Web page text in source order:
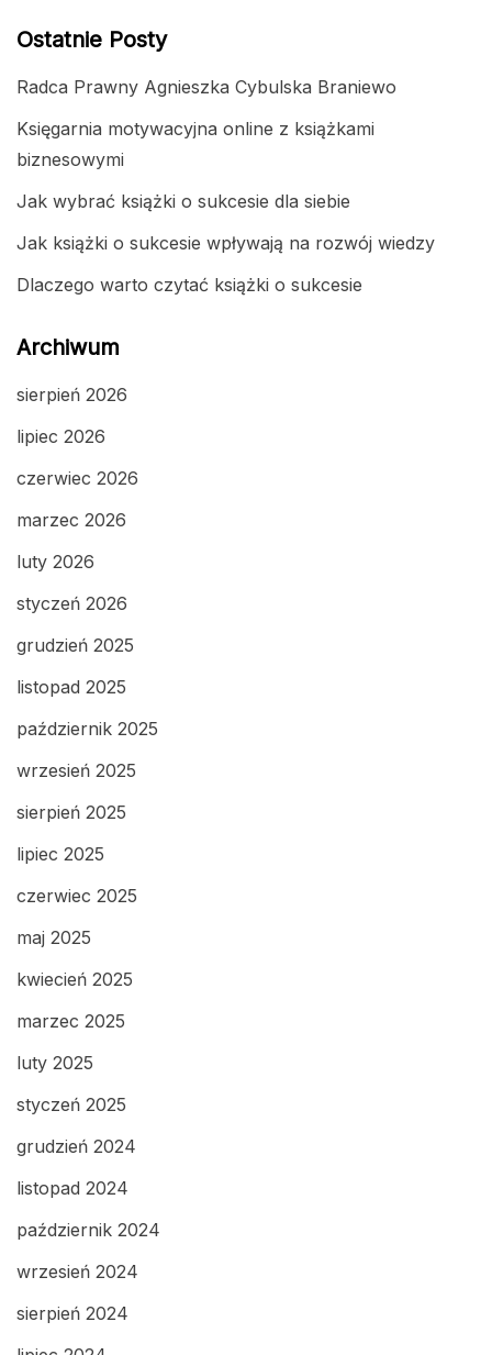
Ostatnie Posty
Radca Prawny Agnieszka Cybulska Braniewo
Księgarnia motywacyjna online z książkami
biznesowymi
Jak wybrać książki o sukcesie dla siebie
Jak książki o sukcesie wpływają na rozwój wiedzy
Dlaczego warto czytać książki o sukcesie
Archiwum
sierpień 2026
lipiec 2026
czerwiec 2026
marzec 2026
luty 2026
styczeń 2026
grudzień 2025
listopad 2025
październik 2025
wrzesień 2025
sierpień 2025
lipiec 2025
czerwiec 2025
maj 2025
kwiecień 2025
marzec 2025
luty 2025
styczeń 2025
grudzień 2024
listopad 2024
październik 2024
wrzesień 2024
sierpień 2024